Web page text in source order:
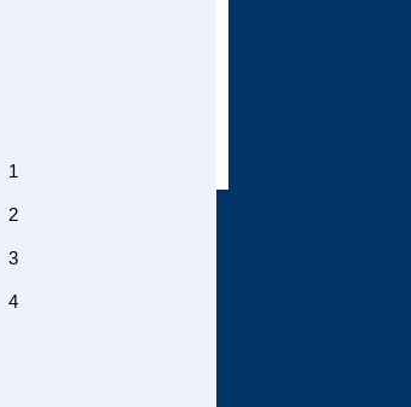
1
2
3
4